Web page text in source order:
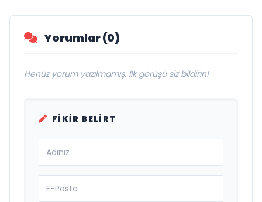
Yorumlar (0)
Henüz yorum yazılmamış. İlk görüşü siz bildirin!
FIKIR BELIRT